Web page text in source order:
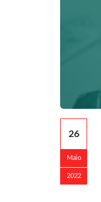
26
Maio
2022